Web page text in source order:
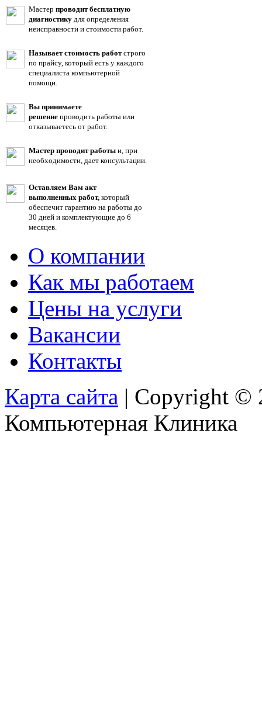
Мастер проводит бесплатную
диагностику для определения
неисправности и стоимости работ.
Называет стоимость работстрого
по прайсу, который есть у каждого
специалиста компьютерной
помощи.
Вы принимаете
решение проводить работы или
отказываетесь от работ.
Мастер проводит работы и, при
необходимости, дает консультации.
Оставляем Вам акт
выполненных работ, который
обеспечит гарантию на работы до
30 дней и комплектующие до 6
месяцев.
О компании
Как мы работаем
Цены на услуги
Вакансии
Контакты
Карта сайта | Copyright ©
Компьютерная Клиника